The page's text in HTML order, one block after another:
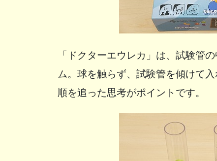
「ドクターエウレカ」は、試験管
ム。球を触らず、試験管を傾けて
順を追った思考がポイントです。